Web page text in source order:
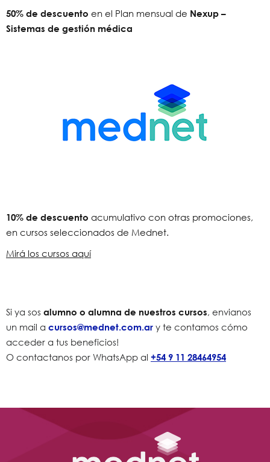
50% de descuento en el Plan mensual de Nexup –
Sistemas de gestión médica
10% de descuento acumulativo con otras promociones,
en cursos seleccionados de Mednet.
Mirá los cursos aquí
Si ya sos alumno o alumna de nuestros cursos, envianos
un mail a cursos@mednet.com.ar y te contamos cómo
acceder a tus beneficios!
O contactanos por WhatsApp al +54 9 11 28464954